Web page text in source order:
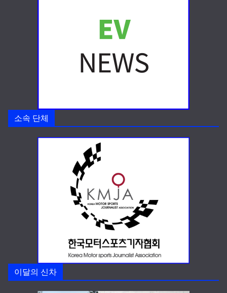
소속 단체
이달의 신차